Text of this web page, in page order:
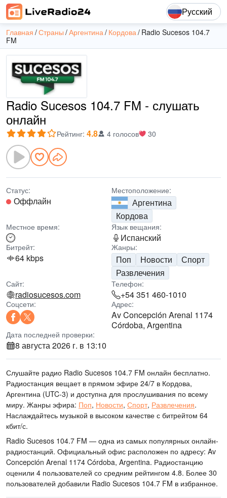
Русский
Главная Страны Аргентина Кордова Radio Sucesos 104.7
FM
Radio Sucesos 104.7 FM - слушать
онлайн
Рейтинг: 4.8 4 голосов 30
Статус:
Оффлайн
Местоположение:
Аргентина
Кордова
Местное время: Язык вещания:
Испанский
Битрейт:
64 kbps
Жанры:
Поп Новости
Спорт
Развлечения
Сайт:
radiosucesos.com
Телефон:
+54 351 460-1010
Соцсети: Адрес:
Av Concepción Arenal 1174
Córdoba, Argentina
Дата последней проверки:
8 августа 2026 г. в 13:10
Слушайте радио Radio Sucesos 104.7 FM онлайн бесплатно.
Радиостанция вещает в прямом эфире 24/7 в Кордова,
Аргентина (UTC-3) и доступна для прослушивания по всему
миру. Жанры эфира: Поп, Новости, Спорт, Развлечения.
Наслаждайтесь музыкой в высоком качестве с битрейтом 64
кбит/с.
Radio Sucesos 104.7 FM — одна из самых популярных онлайн-
радиостанций. Официальный офис расположен по адресу: Av
Concepción Arenal 1174 Córdoba, Argentina. Радиостанцию
оценили 4 пользователей со средним рейтингом 4.8. Более 30
пользователей добавили Radio Sucesos 104.7 FM в избранное.